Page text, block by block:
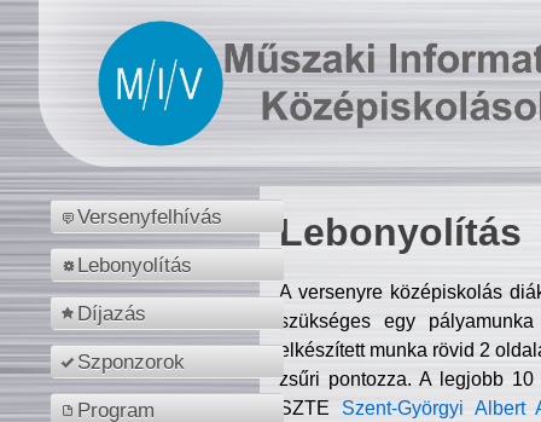
Versenyfelhívás
Lebonyolítás
Díjazás
Szponzorok
Program
Lebonyolítás
A versenyre középiskolás
szükséges egy
elkészített munka rövid 2
zsűri pontozza. A legjobb
SZTE Szent-Györgyi Albert